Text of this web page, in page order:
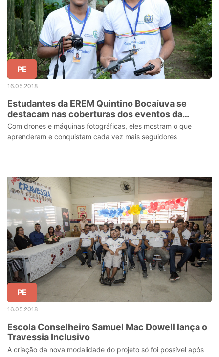
PE
16.05.2018
Estudantes da EREM Quintino Bocaíuva se
destacam nas coberturas dos eventos da
unidade de ensino
Com drones e máquinas fotográficas, eles mostram o que
aprenderam e conquistam cada vez mais seguidores
PE
16.05.2018
Escola Conselheiro Samuel Mac Dowell lança o
Travessia Inclusivo
A criação da nova modalidade do projeto só foi possível após